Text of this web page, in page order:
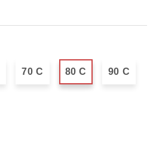
70 C 80 C 90 C